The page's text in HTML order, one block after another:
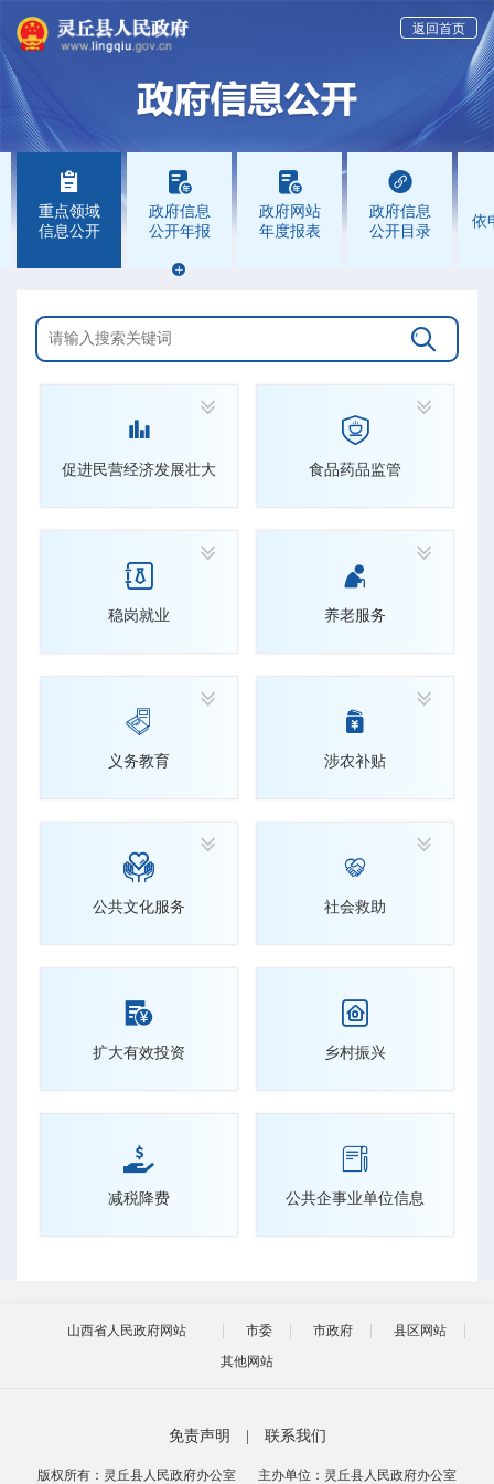
返回首页

重点领域
信息公开

政府信息
公开年报


政府网站
年度报表

政府信息
公开目录
依


促进民营经济发展壮大


食品药品监管


稳岗就业


养老服务


义务教育


涉农补贴


公共文化服务


社会救助


扩大有效投资

乡村振兴

减税降费

公共企事业单位信息
山西省人民政府网站 市委 市政府
县区网站
其他网站
免责声明 | 联系我们
版权所有：灵丘县人民政府办公室 主办单位：灵丘县人民政府办公室